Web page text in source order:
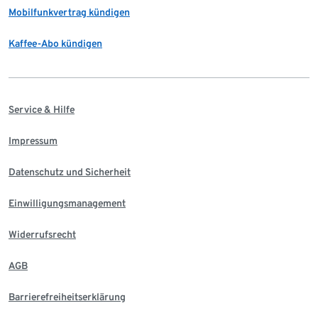
Mobilfunkvertrag kündigen
Kaffee-Abo kündigen
Service & Hilfe
Impressum
Datenschutz und Sicherheit
Einwilligungsmanagement
Widerrufsrecht
AGB
Barrierefreiheitserklärung